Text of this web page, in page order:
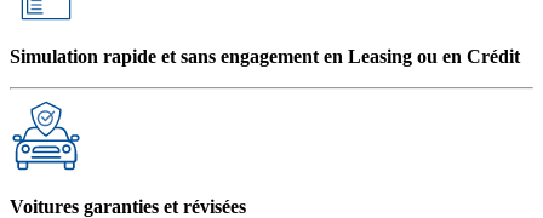
Simulation rapide et sans engagement en Leasing ou en Crédit
Voitures garanties et révisées